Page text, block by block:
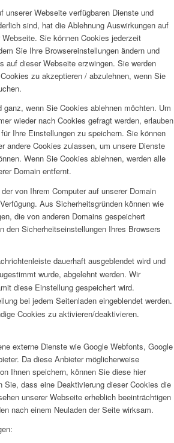
unserer Webseite verfügbaren Dienste und
sind, hat die Ablehnung Auswirkungen auf
Sie können Cookies jederzeit
Sie Ihre Browsereinstellungen ändern und
auf dieser Webseite erzwingen. Sie werden
zu akzeptieren / abzulehnen, wenn Sie
wenn Sie Cookies ablehnen möchten. Um
wieder nach Cookies gefragt werden, erlauben
Ihre Einstellungen zu speichern. Sie können
andere Cookies zulassen, um unsere Dienste
Wenn Sie Cookies ablehnen, werden alle
Domain entfernt.
von Ihrem Computer auf unserer Domain
Aus Sicherheitsgründen können wie
die von anderen Domains gespeichert
den Sicherheitseinstellungen Ihres Browsers
dauerhaft ausgeblendet wird und
wurde, abgelehnt werden. Wir
diese Einstellung gespeichert wird.
bei jedem Seitenladen eingeblendet werden.
Cookies zu aktivieren/deaktivieren.
externe Dienste wie Google Webfonts, Google
Da diese Anbieter möglicherweise
Ihnen speichern, können Sie diese hier
Sie, dass eine Deaktivierung dieser Cookies die
unserer Webseite erheblich beeinträchtigen
nach einem Neuladen der Seite wirksam.